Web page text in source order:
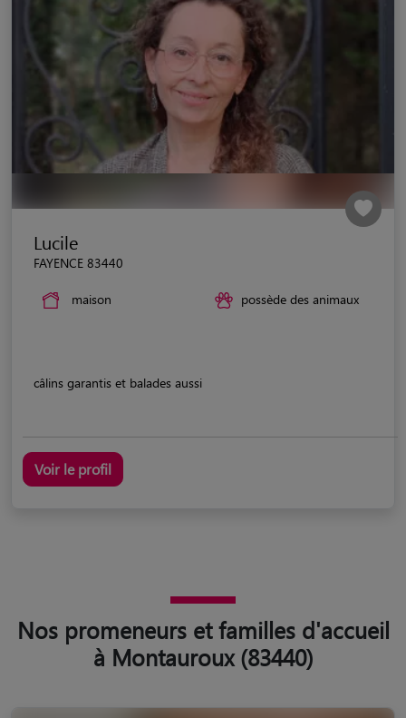
Lucile
FAYENCE 83440
maison possède des animaux
câlins garantis et balades aussi
Voir le profil
Nos promeneurs et familles d'accueil
à Montauroux (83440)